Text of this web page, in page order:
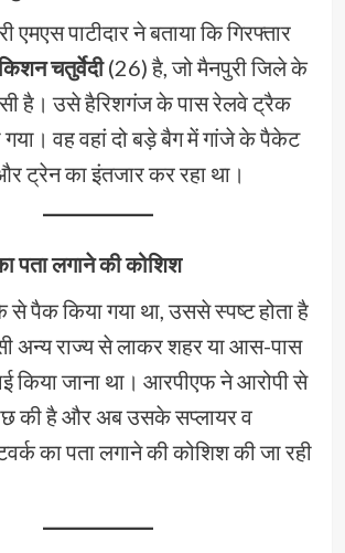
एमएस पाटीदार ने बताया कि गिरफ्तार
चतुर्वेदी(26) है, जो मैनपुरी जिले के
है। उसे हैरिशगंज के पास रेलवे ट्रैक
वह वहां दो बड़े बैग में गांजे के पैकेट
ट्रेन का इंतजार कर रहा था।
पता लगाने की कोशिश
से पैक किया गया था, उससे स्पष्ट होता है
अन्य राज्य से लाकर शहर या आस-पास
किया जाना था। आरपीएफ ने आरोपी से
की है और अब उसके सप्लायर व
का पता लगाने की कोशिश की जा रही